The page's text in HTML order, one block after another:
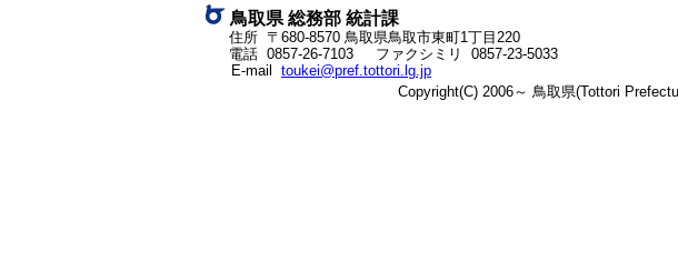
ネ
ッ
ト
へ
鳥取県 総務部 統計課
住所 〒680-8570 鳥取県鳥取市東町1丁目220
電話 0857-26-7103
ファクシミリ 0857-23-5033
E-mail toukei@pref.tottori.lg.jp
Copyright(C) 2006～ 鳥取県(Tottori